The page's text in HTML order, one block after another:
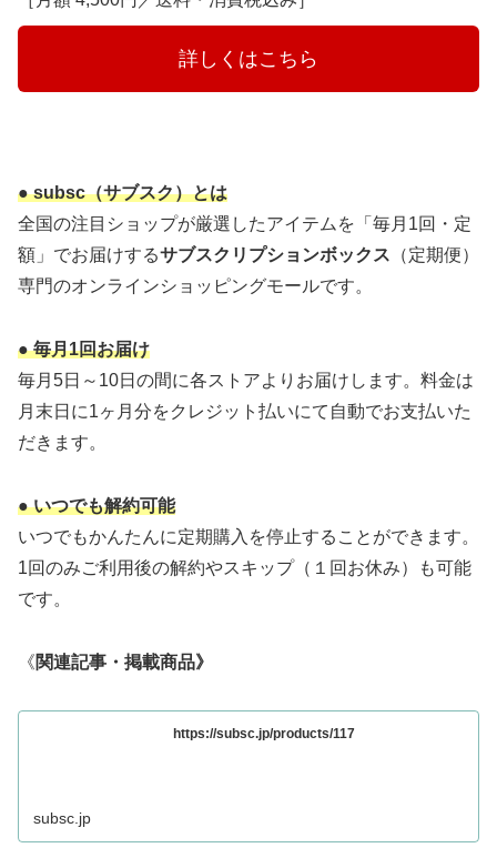
詳しくはこちら
● subsc（サブスク）とは
全国の注目ショップが厳選したアイテムを「毎月1回・定
額」でお届けするサブスクリプションボックス （定期便）
専門のオンラインショッピングモールです。
● 毎月1回お届け
毎月5日～10日の間に各ストアよりお届けします。料金は
月末日に1ヶ月分をクレジット払いにて自動でお支払いた
だきます。
● いつでも解約可能
いつでもかんたんに定期購入を停止することができます。
1回のみご利用後の解約やスキップ（１回お休み）も可能
です。
《関連記事・掲載商品》
https://subsc.jp/products/117
subsc.jp